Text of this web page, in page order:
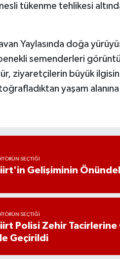
tükenme tehlikesi
Yaylasında doğa
semenderleri
ziyaretçilerin büyük
yaşam
SEÇTIĞI
Gelişiminin
SEÇTIĞI
Polisi Zehir Tacirlerine
Geçirildi